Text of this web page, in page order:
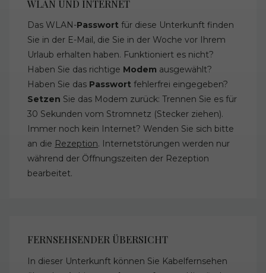
WLAN UND INTERNET
Das WLAN-Passwort für diese Unterkunft finden
Sie in der E-Mail, die Sie in der Woche vor Ihrem
Urlaub erhalten haben. Funktioniert es nicht?
Haben Sie das richtige Modem ausgewählt?
Haben Sie das Passwort fehlerfrei eingegeben?
Setzen Sie das Modem zurück: Trennen Sie es für
30 Sekunden vom Stromnetz (Stecker ziehen).
Immer noch kein Internet? Wenden Sie sich bitte
an die Rezeption. Internetstörungen werden nur
während der Öffnungszeiten der Rezeption
bearbeitet.
FERNSEHSENDER ÜBERSICHT
In dieser Unterkunft können Sie Kabelfernsehen